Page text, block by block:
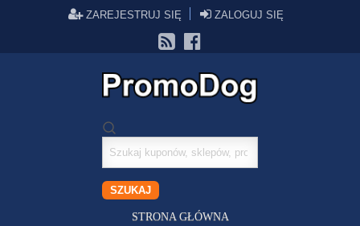
ZAREJESTRUJ SIĘ ZALOGUJ SIĘ
Szukaj
kuponów
SZUKAJ
STRONA GŁÓWNA